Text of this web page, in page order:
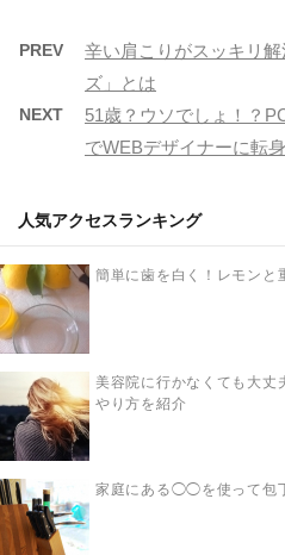
PREV
辛い肩こりがスッキリ
ズ」とは
NEXT
51歳？ウソでしょ！？
でWEBデザイナーに転
人気アクセスランキング
簡単に歯を白く！レモンと
美容院に行かなくても大丈
やり方を紹介
家庭にある◯◯を使って包